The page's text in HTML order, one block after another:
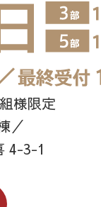
様限定
／
4-3-1